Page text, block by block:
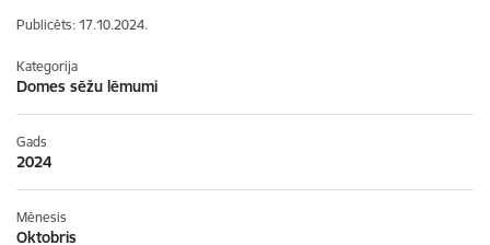
Publicēts: 17.10.2024.
Kategorija
Domes sēžu lēmumi
Gads
2024
Mēnesis
Oktobris